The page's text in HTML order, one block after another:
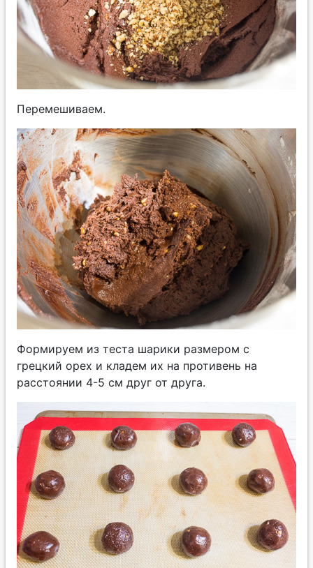
Перемешиваем.
Формируем из теста шарики размером с
грецкий орех и кладем их на противень на
расстоянии 4-5 см друг от друга.